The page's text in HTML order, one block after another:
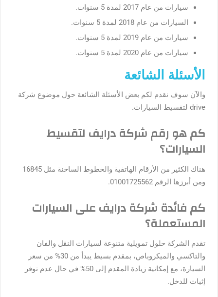
سيارات من عام 2017 لمدة 5 سنوات.
السيارات من عام 2018 لمدة 5 سنوات.
سيارات من عام 2019 لمدة 5 سنوات.
سيارات من عام 2020 لمدة 5 سنوات.
الأسئلة الشائعة
والآن سوف نقدم لكم بعض الأسئلة الشائعة حول موضوع شركة
drive لتقسيط السيارات.
كم هو رقم شركة درايف لتقسيط
السيارات؟
هناك الكثير من الأرقام الهاتفية والخطوط الساخنة مثل 16845
ومن أبرزها الرقم 01001725562.
كم فائدة شركة درايف على السيارات
المستعملة؟
تقدم الشركة حلول تمويلية متنوعة لسيارات النقل والفان
والتاكسي والميكروباص، بمقدم بسيط يبدأ من 30% من سعر
السيارة، مع إمكانية زيادة المقدم إلى 50% في حال عدم توفر
إثبات للدخل.